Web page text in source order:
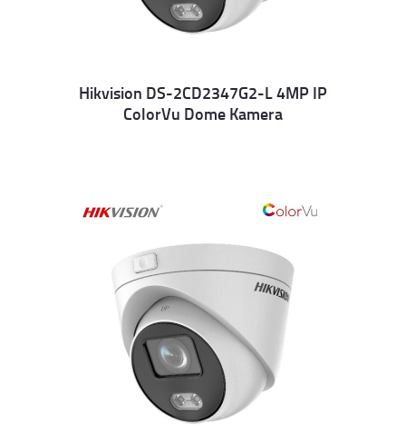
Details
Hikvision DS-2CD2347G2-L 4MP IP
ColorVu Dome Kamera